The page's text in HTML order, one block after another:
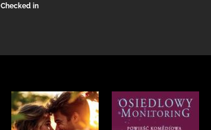
Checked in